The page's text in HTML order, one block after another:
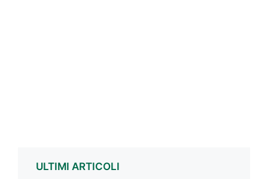
ULTIMI ARTICOLI